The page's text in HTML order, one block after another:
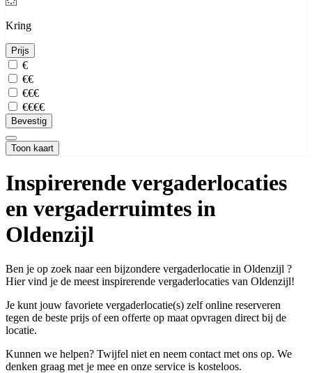
Kring
Prijs
€
€€
€€€
€€€€
Bevestig
Toon kaart
Inspirerende vergaderlocaties
en vergaderruimtes in
Oldenzijl
Ben je op zoek naar een bijzondere vergaderlocatie in Oldenzijl ?
Hier vind je de meest inspirerende vergaderlocaties van Oldenzijl!
Je kunt jouw favoriete vergaderlocatie(s) zelf online reserveren
tegen de beste prijs of een offerte op maat opvragen direct bij de
locatie.
Kunnen we helpen? Twijfel niet en neem contact met ons op. We
denken graag met je mee en onze service is kosteloos.